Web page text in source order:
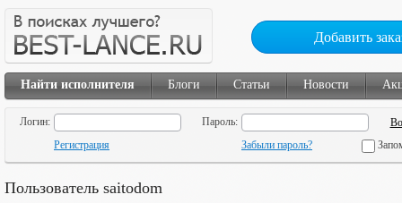
Добавить
Найти исполнителя Блоги Статьи Новости
Логин:
Пароль:
Регистрация
Забыли пароль?
Пользователь saitodom